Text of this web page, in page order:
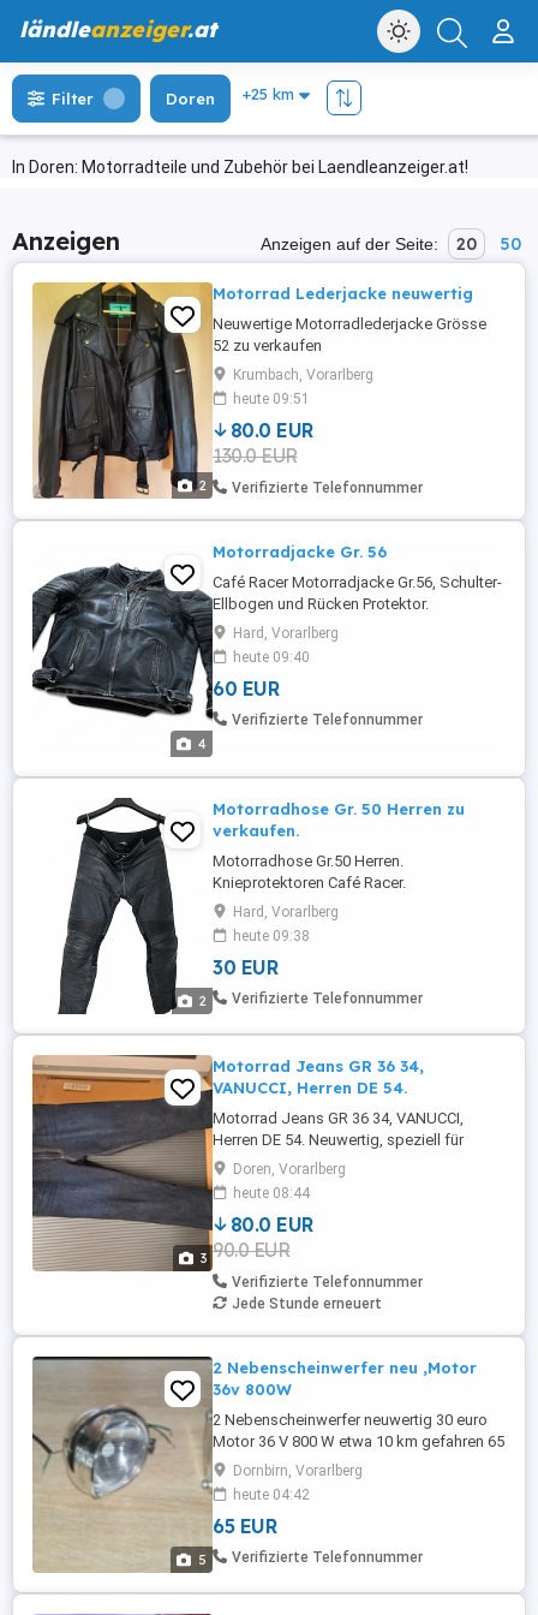
ländleanzeiger.at
In Doren: Motorradteile und Zubehör bei Laendleanzeiger.at!
Filter Doren
Anzeigen Anzeigen auf der Seite: 20 50
2
Motorrad Lederjacke neuwertig
Neuwertige Motorradlederjacke Grösse
52 zu verkaufen
Krumbach, Vorarlberg
heute 09:51
80.0 EUR
130.0 EUR
Verifizierte Telefonnummer
4
Motorradjacke Gr. 56
Café Racer Motorradjacke Gr.56, Schulter-
Ellbogen und Rücken Protektor.
Herausnehmbar Innenfutter.
Hard, Vorarlberg
heute 09:40
60 EUR
Verifizierte Telefonnummer
2
Motorradhose Gr. 50 Herren zu
verkaufen.
Motorradhose Gr.50 Herren.
Knieprotektoren Café Racer.
Hard, Vorarlberg
heute 09:38
30 EUR
Verifizierte Telefonnummer
3
Motorrad Jeans GR 36 34,
VANUCCI, Herren DE 54.
Motorrad Jeans GR 36 34, VANUCCI,
Herren DE 54. Neuwertig, speziell für
Motorrad fahren ausgerüstet
Doren, Vorarlberg
heute 08:44
80.0 EUR
90.0 EUR
Verifizierte Telefonnummer
Jede Stunde erneuert
5
2 Nebenscheinwerfer neu ,Motor
36v 800W
2 Nebenscheinwerfer neuwertig 30 euro
Motor 36 V 800 W etwa 10 km gefahren 65
euroDornbirn, Vorarlberg
heute 04:42
65 EUR
Verifizierte Telefonnummer